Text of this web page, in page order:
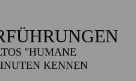
"HUMANE
KENNEN